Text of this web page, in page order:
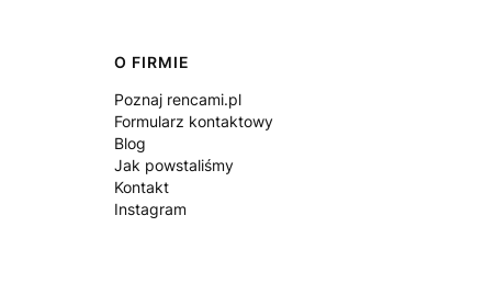
O FIRMIE
Poznaj rencami.pl
Formularz kontaktowy
Blog
Jak powstaliśmy
Kontakt
Instagram